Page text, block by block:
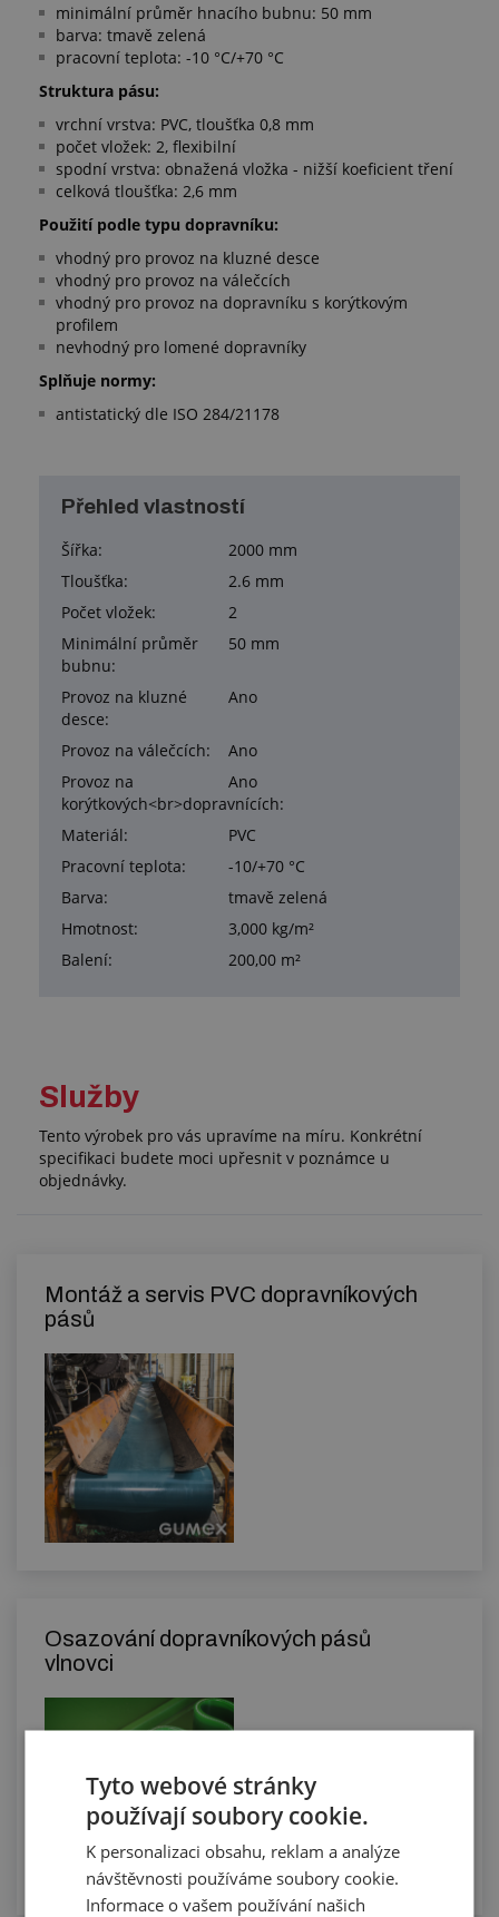
minimální průměr hnacího bubnu: 50 mm
barva: tmavě zelená
pracovní teplota: -10 °C/+70 °C
Struktura pásu:
vrchní vrstva: PVC, tloušťka 0,8 mm
počet vložek: 2, flexibilní
spodní vrstva: obnažená vložka - nižší koeficient tření
celková tloušťka: 2,6 mm
Použití podle typu dopravníku:
vhodný pro provoz na kluzné desce
vhodný pro provoz na válečcích
vhodný pro provoz na dopravníku s korýtkovým
profilem
nevhodný pro lomené dopravníky
Splňuje normy:
antistatický dle ISO 284/21178
Přehled vlastností
Šířka:
2000 mm
Tloušťka:
2.6 mm
Počet vložek:
2
Minimální průměr
bubnu:
50 mm
Provoz na kluzné
desce:
Ano
Provoz na válečcích:
Ano
Provoz na
korýtkových<br>dopravnících:
Ano
Materiál:
PVC
Pracovní teplota:
-10/+70 °C
Barva:
tmavě zelená
Hmotnost:
3,000 kg/m²
Balení:
200,00 m²
Služby
Tento výrobek pro vás upravíme na míru. Konkrétní
specifikaci budete moci upřesnit v poznámce u
objednávky.
Montáž a servis PVC dopravníkových
pásů
Osazování dopravníkových pásů
vlnovci
Tyto webové stránky
používají soubory cookie.
K personalizaci obsahu, reklam a analýze
návštěvnosti používáme soubory cookie.
Informace o vašem používání našich